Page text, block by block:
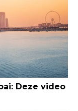
Deze video